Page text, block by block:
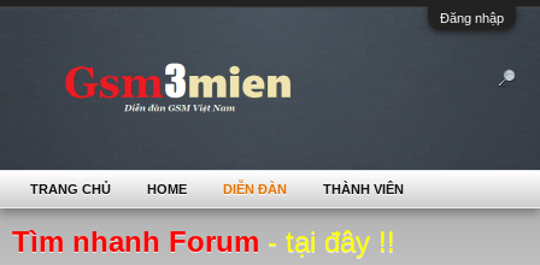
Đăng nhập
Tìm nhanh Forum - tại đây !!
TRANG CHỦ HOME DIỄN ĐÀN THÀNH VIÊN